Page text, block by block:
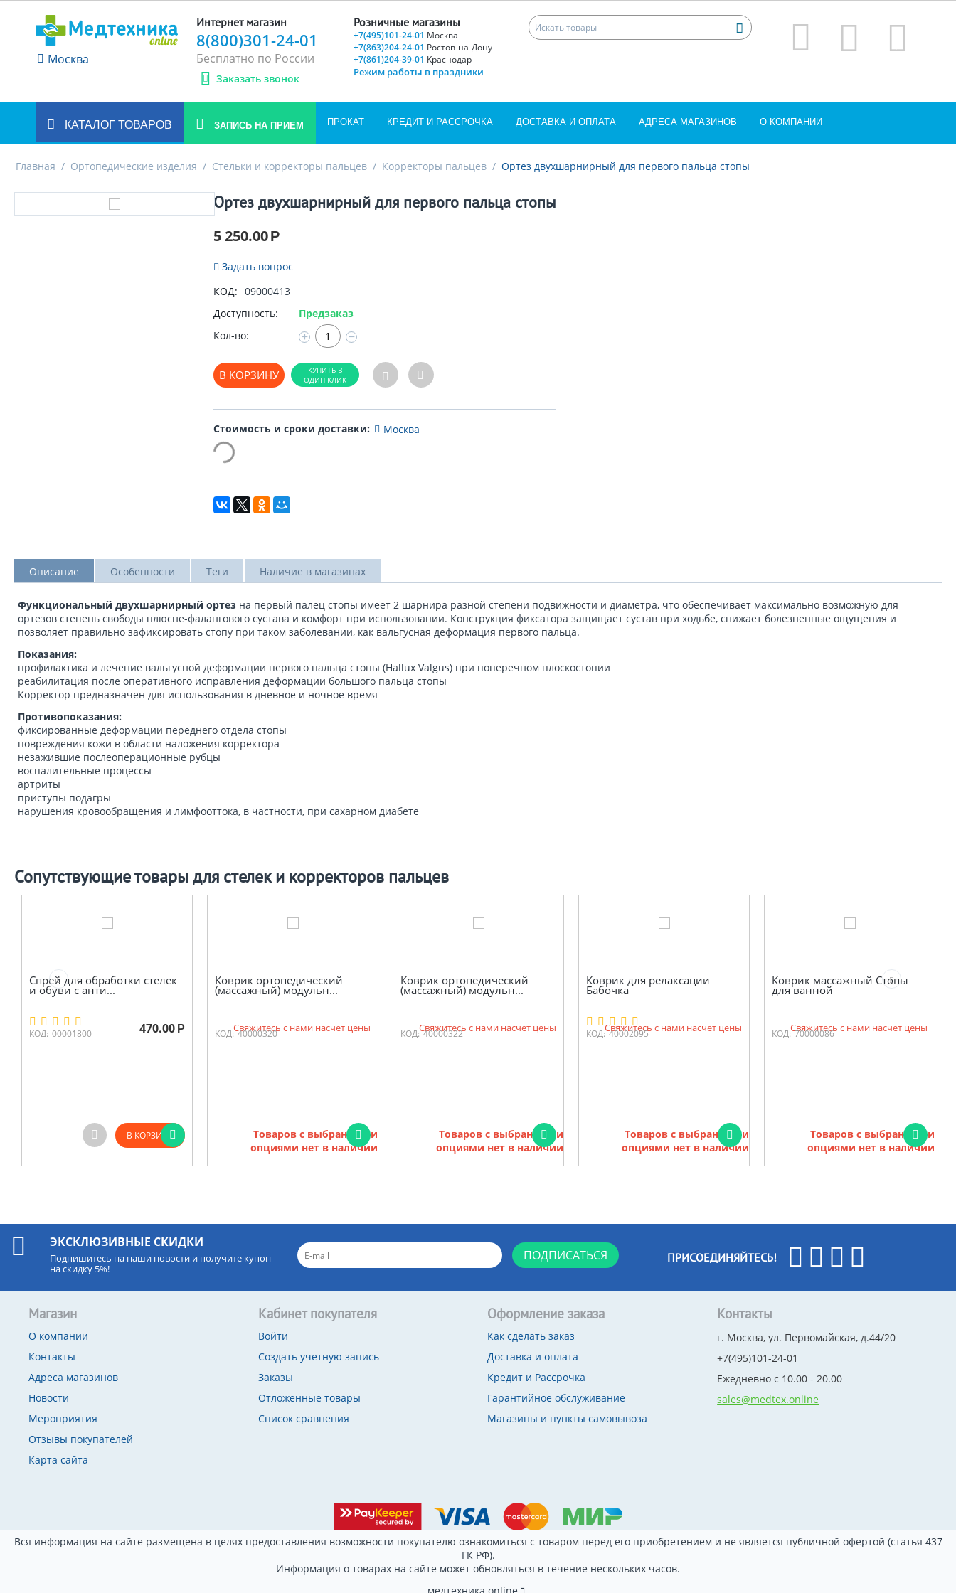
Москва
Интернет магазин
8(800)301-24-01
Бесплатно по России
Заказать звонок
Розничные магазины
+7(495)101-24-01 Москва
+7(863)204-24-01 Ростов-на-Дону
+7(861)204-39-01 Краснодар
Режим работы в праздники
КАТАЛОГ ТОВАРОВ ЗАПИСЬ НА ПРИЕМ ПРОКАТ КРЕДИТ И РАССРОЧКА ДОСТАВКА И ОПЛАТА АДРЕСА МАГАЗИНОВ О КОМПАНИИ
Главная / Ортопедические изделия / Стельки и корректоры пальцев / Корректоры пальцев / Ортез двухшарнирный для первого пальца стопы
Ортез двухшарнирный для первого пальца стопы
5 250.00Р
Задать вопрос
КОД: 09000413
Доступность:
Предзаказ
Кол-во:
+ −
В КОРЗИНУ
Стоимость и сроки доставки: Москва
Описание Особенности Теги Наличие в магазинах
Функциональный двухшарнирный ортез на первый палец стопы имеет 2 шарнира разной степени подвижности и диаметра, что обеспечивает максимально возможную для
ортезов степень свободы плюсне-фалангового сустава и комфорт при использовании. Конструкция фиксатора защищает сустав при ходьбе, снижает болезненные ощущения и
позволяет правильно зафиксировать стопу при таком заболевании, как вальгусная деформация первого пальца.
Показания:
профилактика и лечение вальгусной деформации первого пальца стопы (Hallux Valgus) при поперечном плоскостопии
реабилитация после оперативного исправления деформации большого пальца стопы
Корректор предназначен для использования в дневное и ночное время
Противопоказания:
фиксированные деформации переднего отдела стопы
повреждения кожи в области наложения корректора
незажившие послеоперационные рубцы
воспалительные процессы
артриты
приступы подагры
нарушения кровообращения и лимфооттока, в частности, при сахарном диабете
Сопутствующие товары для стелек и корректоров пальцев
Спрей для обработки стелек
и обуви с анти...
КОД: 00001800 470.00 Р
В КОРЗИНУ
Коврик ортопедический
(массажный) модульн...
КОД: 40000320
Свяжитесь с нами насчёт цены
Товаров с выбранными
опциями нет в наличии
Коврик ортопедический
(массажный) модульн...
КОД: 40000322
Свяжитесь с нами насчёт цены
Товаров с выбранными
опциями нет в наличии
Коврик для релаксации
Бабочка
КОД: 40002095
Свяжитесь с нами насчёт цены
Товаров с выбранными
опциями нет в наличии
Коврик массажный Стопы
для ванной
КОД: 70000086
Свяжитесь с нами насчёт цены
Товаров с выбранными
опциями нет в наличии
ЭКСКЛЮЗИВНЫЕ СКИДКИ
Подпишитесь на наши новости и получите купон
на скидку 5%!
ПОДПИСАТЬСЯ ПРИСОЕДИНЯЙТЕСЬ!
Магазин
О компании
Контакты
Адреса магазинов
Новости
Мероприятия
Отзывы покупателей
Карта сайта
Кабинет покупателя
Войти
Создать учетную запись
Заказы
Отложенные товары
Список сравнения
Оформление заказа
Как сделать заказ
Доставка и оплата
Кредит и Рассрочка
Гарантийное обслуживание
Магазины и пункты самовывоза
Контакты
г. Москва, ул. Первомайская, д.44/20
+7(495)101-24-01
Ежедневно с 10.00 - 20.00
sales@medtex.online
Вся информация на сайте размещена в целях предоставления возможности покупателю ознакомиться с товаром перед его приобретением и не является публичной офертой (статья 437
ГК РФ).
Информация о товарах на сайте может обновляться в течение нескольких часов.